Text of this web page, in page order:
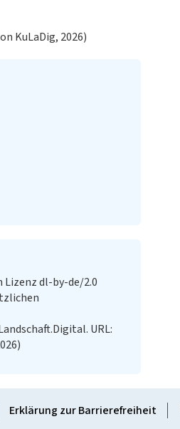
KuLaDig, 2026)
dl-by-de/2.0
URL:
Erklärung zur Barrierefreiheit